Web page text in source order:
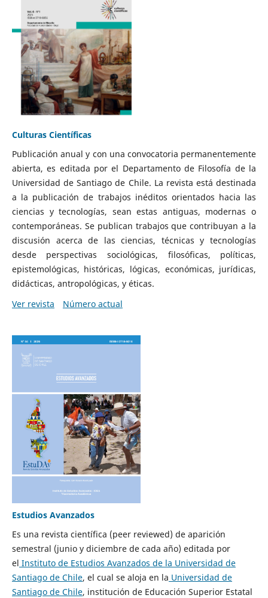
Culturas Científicas
Publicación anual y con una convocatoria permanentemente
abierta, es editada por el Departamento de Filosofía de la
Universidad de Santiago de Chile. La revista está destinada
a la publicación de trabajos inéditos orientados hacia las
ciencias y tecnologías, sean estas antiguas, modernas o
contemporáneas. Se publican trabajos que contribuyan a la
discusión acerca de las ciencias, técnicas y tecnologías
desde perspectivas sociológicas, filosóficas, políticas,
epistemológicas, históricas, lógicas, económicas, jurídicas,
didácticas, antropológicas, y éticas.
Ver revista
Número actual
Estudios Avanzados
Es una revista científica (peer reviewed) de aparición
semestral (junio y diciembre de cada año) editada por
el Instituto de Estudios Avanzados de la Universidad de
Santiago de Chile, el cual se aloja en la Universidad de
Santiago de Chile, institución de Educación Superior Estatal